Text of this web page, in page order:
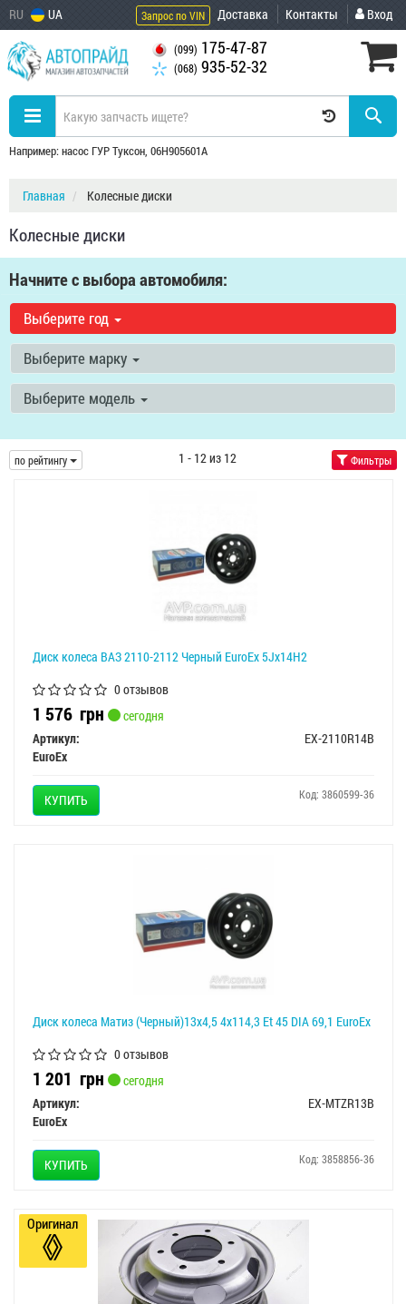
RU UA Запрос по VIN Доставка Контакты Вход
(099) 175-47-87
(068) 935-52-32
Например: насос ГУР Туксон, 06H905601A
Главная Колесные диски
Колесные диски
Начните с выбора автомобиля:
Выберите год
Выберите марку
Выберите модель
по рейтингу 1 - 12 из 12 Фильтры
Диск колеса ВАЗ 2110-2112 Черный EuroEx 5Jх14Н2
0 отзывов
1 576 грн
сегодня
Артикул:
EX-2110R14B
EuroEx
КУПИТЬ Код: 3860599-36
Диск колеса Матиз (Черный)13х4,5 4x114,3 Et 45 DIA 69,1 EuroEx
0 отзывов
1 201 грн
сегодня
Артикул:
EX-MTZR13B
EuroEx
КУПИТЬ Код: 3858856-36
Оригинал